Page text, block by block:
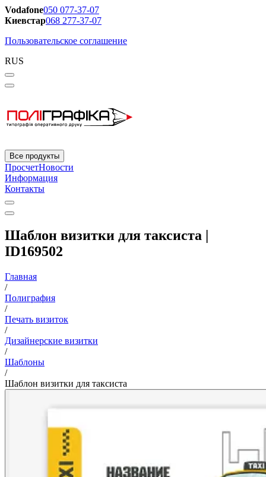
Vodafone050 077-37-07
Киевстар068 277-37-07
Пользовательское соглашение
RUS
Все продукты
ПросчетНовости
Информация
Контакты
Шаблон визитки для таксиста |
ID169502
Главная
/
Полиграфия
/
Печать визиток
/
Дизайнерские визитки
/
Шаблоны
/
Шаблон визитки для таксиста